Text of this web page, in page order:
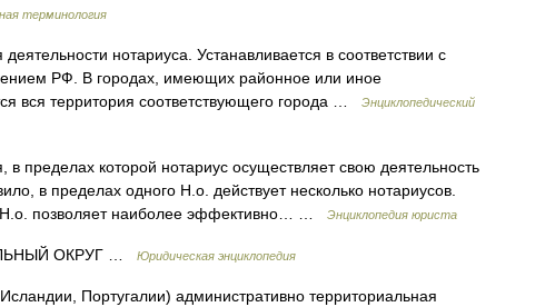
терминология
нотариуса. Устанавливается в соответствии с
РФ. В городах, имеющих районное или иное
вся территория соответствующего города …
Энциклопедический
в пределах которой нотариус осуществляет свою деятельность
в пределах одного Н.о. действует несколько нотариусов.
Н.о. позволяет наиболее эффективно… …
Энциклопедия юриста
ОКРУГ … Юридическая энциклопедия
Португалии) административно территориальная